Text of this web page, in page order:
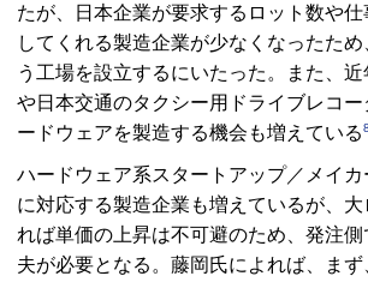
たが、日本企業が要求するロット数や
してくれる製造企業が少なくなったた
う工場を設立するにいたった。また、
や日本交通のタクシー用ドライブレコ
ードウェアを製造する機会も増えている8
ハードウェア系スタートアップ／メイ
に対応する製造企業も増えているが、
れば単価の上昇は不可避のため、発注
夫が必要となる。藤岡氏によれば、ま